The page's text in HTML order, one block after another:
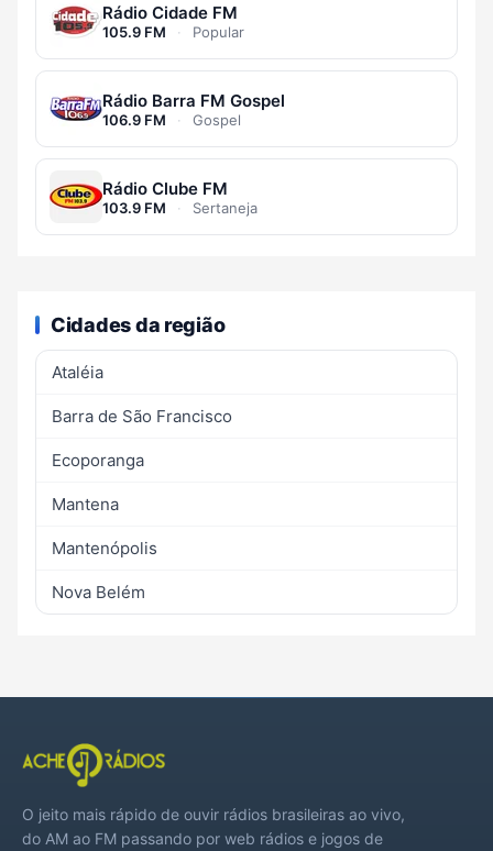
Rádio Cidade FM
105.9 FM · Popular
Rádio Barra FM Gospel
106.9 FM · Gospel
Rádio Clube FM
103.9 FM · Sertaneja
Cidades da região
Ataléia
Barra de São Francisco
Ecoporanga
Mantena
Mantenópolis
Nova Belém
O jeito mais rápido de ouvir rádios brasileiras ao vivo,
do AM ao FM passando por web rádios e jogos de